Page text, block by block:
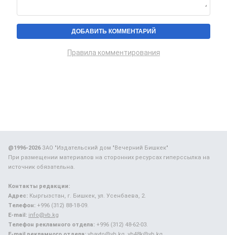
Правила комментирования
@1996-2026ЗАО "Издательский дом "Вечерний Бишкек"
При размещении материалов на сторонних ресурсах гиперссылка на
источник обязательна.
Контакты редакции:
Адрес: Кыргызстан, г. Бишкек, ул. Усенбаева, 2.
Телефон: +996 (312) 88-18-09.
E-mail: info@vb.kg
Телефон рекламного отдела: +996 (312) 48-62-03.